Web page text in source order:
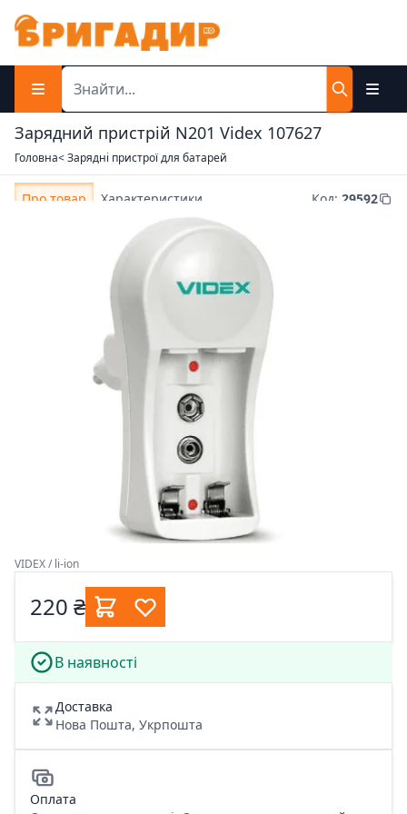
Зарядний пристрій N201 Videx 107627
Головна< Зарядні пристрої для батарей
Про товар Характеристики Код: 29592
VIDEX / li-ion
220 ₴
В наявності
Доставка
Нова Пошта, Укрпошта
Оплата